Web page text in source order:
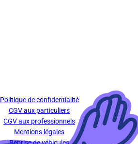
Politique de confidentialité
CGV aux particuliers
CGV aux professionnels
Mentions légales